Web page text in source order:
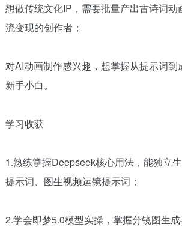
想做传统文化IP，需要批量产出古诗词动
流变现的创作者；
对AI动画制作感兴趣，想掌握从提示词到
新手小白。
学习收获
1.熟练掌握Deepseek核心用法，能独立
提示词、图生视频运镜提示词；
2.学会即梦5.0模型实操，掌握分镜图生